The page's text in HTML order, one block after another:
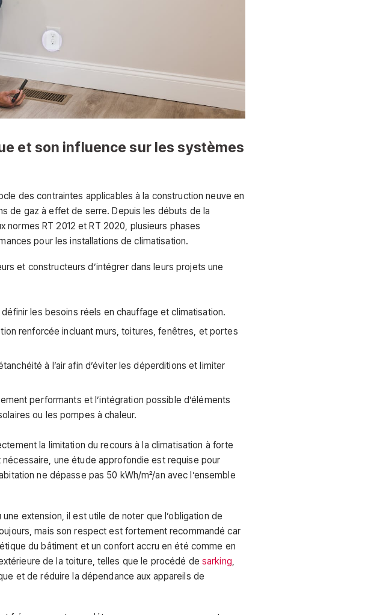
et son influence sur les systèmes
des contraintes applicables à la construction neuve en
de gaz à effet de serre. Depuis les débuts de la
normes RT 2012 et RT 2020, plusieurs phases
pour les installations de climatisation.
et constructeurs d’intégrer dans leurs projets une
les besoins réels en chauffage et climatisation.
renforcée incluant murs, toitures, fenêtres, et portes
à l’air afin d’éviter les déperditions et limiter
performants et l’intégration possible d’éléments
ou les pompes à chaleur.
la limitation du recours à la climatisation à forte
une étude approfondie est requise pour
ne dépasse pas 50 kWh/m²/an avec l’ensemble
extension, il est utile de noter que l’obligation de
mais son respect est fortement recommandé car
du bâtiment et un confort accru en été comme en
de la toiture, telles que le procédé de sarking,
et de réduire la dépendance aux appareils de